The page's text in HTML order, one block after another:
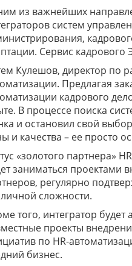
из важнейших
систем
Сервис кадрового
Кулешов, директор по
Предлагая
кадрового
В процессе поиска
и остановил свой
и качества – ее просто
«золотого партнера»
заниматься проектами
регулярно
сложности.
того, интегратор
проекты
по HR-
бизнес.